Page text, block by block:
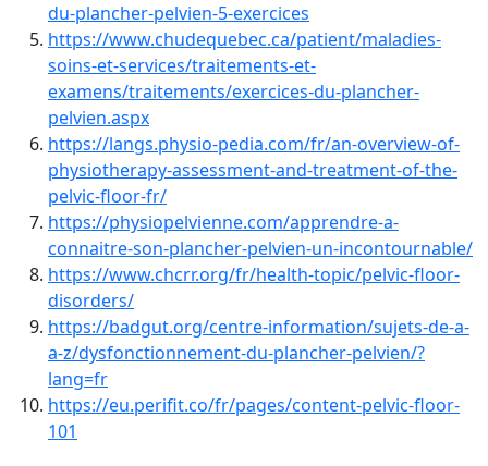
du-plancher-pelvien-5-exercices
https://www.chudequebec.ca/patient/maladies-
soins-et-services/traitements-et-
examens/traitements/exercices-du-plancher-
pelvien.aspx
https://langs.physio-pedia.com/fr/an-overview-of-
physiotherapy-assessment-and-treatment-of-the-
pelvic-floor-fr/
https://physiopelvienne.com/apprendre-a-
connaitre-son-plancher-pelvien-un-incontournable/
https://www.chcrr.org/fr/health-topic/pelvic-floor-
disorders/
https://badgut.org/centre-information/sujets-de-a-
a-z/dysfonctionnement-du-plancher-pelvien/?
lang=fr
https://eu.perifit.co/fr/pages/content-pelvic-floor-
101